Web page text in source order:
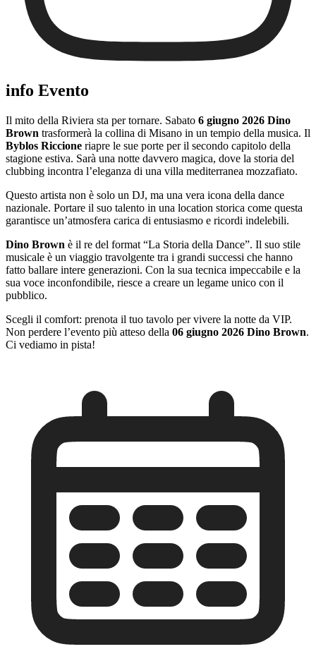
info Evento
Il mito della Riviera sta per tornare. Sabato 6 giugno 2026 Dino
Brown trasformerà la collina di Misano in un tempio della musica. Il
Byblos Riccione riapre le sue porte per il secondo capitolo della
stagione estiva. Sarà una notte davvero magica, dove la storia del
clubbing incontra l’eleganza di una villa mediterranea mozzafiato.
Questo artista non è solo un DJ, ma una vera icona della dance
nazionale. Portare il suo talento in una location storica come questa
garantisce un’atmosfera carica di entusiasmo e ricordi indelebili.
Dino Brown è il re del format “La Storia della Dance”. Il suo stile
musicale è un viaggio travolgente tra i grandi successi che hanno
fatto ballare intere generazioni. Con la sua tecnica impeccabile e la
sua voce inconfondibile, riesce a creare un legame unico con il
pubblico.
Scegli il comfort: prenota il tuo tavolo per vivere la notte da VIP.
Non perdere l’evento più atteso della 06 giugno 2026 Dino Brown.
Ci vediamo in pista!